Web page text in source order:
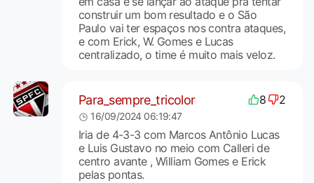
construir um bom resultado e o São
Paulo vai ter espaços nos contra ataques,
e com Erick, W. Gomes e Lucas
centralizado, o time é muito mais veloz.
Para_sempre_tricolor 8 2
16/09/2024 06:19:47
Iria de 4-3-3 com Marcos Antônio Lucas
e Luis Gustavo no meio com Calleri de
centro avante , William Gomes e Erick
pelas pontas.